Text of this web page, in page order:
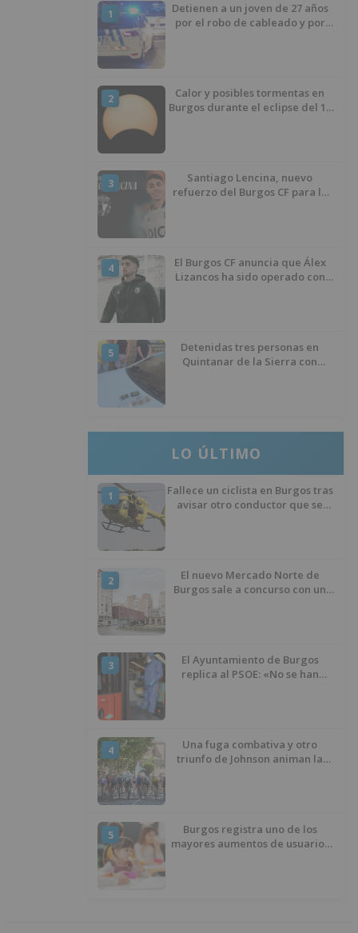
1
Detienen a un joven de 27 años
por el robo de cableado y por
2
Calor y posibles tormentas en
Burgos durante el eclipse del 12
3
Santiago Lencina, nuevo
refuerzo del Burgos CF para la
4
El Burgos CF anuncia que Álex
Lizancos ha sido operado con
5
Detenidas tres personas en
Quintanar de la Sierra con
LO ÚLTIMO
1
Fallece un ciclista en Burgos tras
avisar otro conductor que se
2
El nuevo Mercado Norte de
Burgos sale a concurso con un
3
El Ayuntamiento de Burgos
replica al PSOE: «No se han
4
Una fuga combativa y otro
triunfo de Johnson animan la
5
Burgos registra uno de los
mayores aumentos de usuarios